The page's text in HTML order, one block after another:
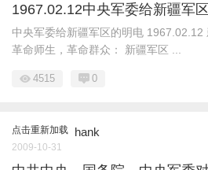
1967.02.12中央军委给新疆军
中央军委给新疆军区的明电 1967.02.12
革命师生，革命群众： 新疆军区 ...
4515 0
点击重新加载 hank
2009-10-31